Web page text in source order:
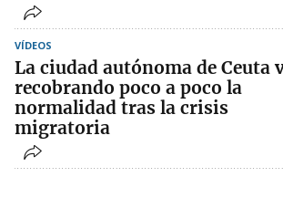
VÍDEOS
La ciudad autónoma de Ceuta
recobrando poco a poco la
normalidad tras la crisis
migratoria